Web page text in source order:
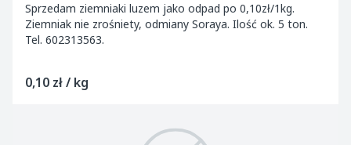
Sprzedam ziemniaki luzem jako odpad po 0,10zł/1kg.
Ziemniak nie zrośniety, odmiany Soraya. Ilość ok. 5 ton.
Tel. 602313563.
0,10 zł / kg